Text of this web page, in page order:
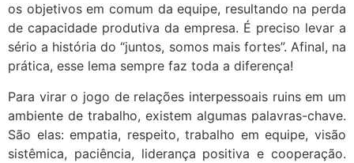
os objetivos em comum da equipe, resultando na perda
de capacidade produtiva da empresa. É preciso levar a
sério a história do “juntos, somos mais fortes”. Afinal, na
prática, esse lema sempre faz toda a diferença!
Para virar o jogo de relações interpessoais ruins em um
ambiente de trabalho, existem algumas palavras-chave.
São elas: empatia, respeito, trabalho em equipe, visão
sistêmica, paciência, liderança positiva e cooperação.